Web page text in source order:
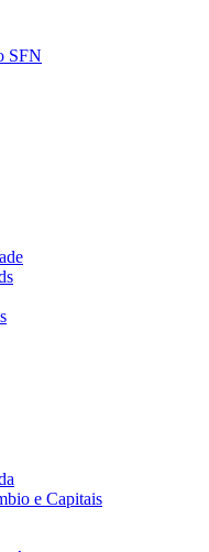
SFN
e Capitais